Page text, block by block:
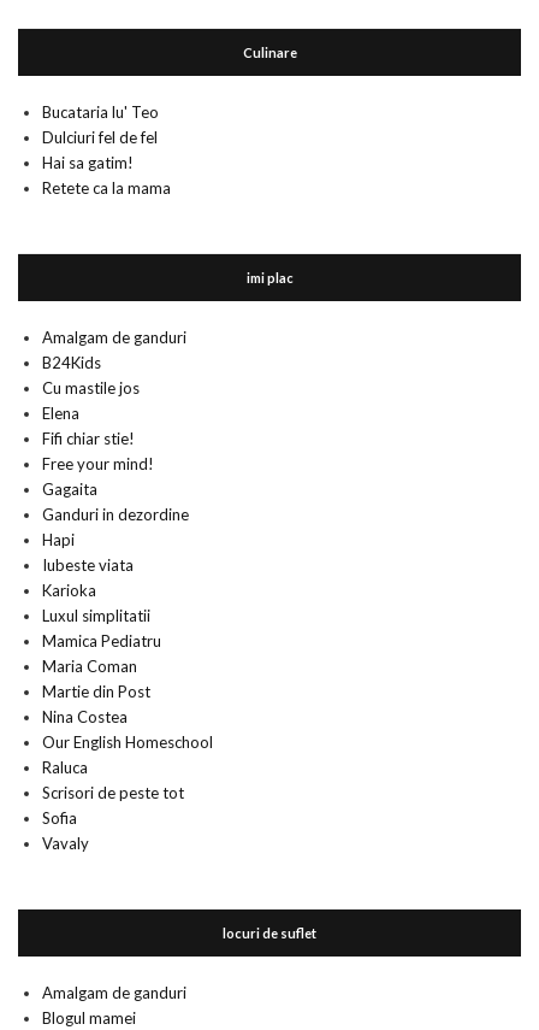
Culinare
Bucataria lu' Teo
Dulciuri fel de fel
Hai sa gatim!
Retete ca la mama
imi plac
Amalgam de ganduri
B24Kids
Cu mastile jos
Elena
Fifi chiar stie!
Free your mind!
Gagaita
Ganduri in dezordine
Hapi
Iubeste viata
Karioka
Luxul simplitatii
Mamica Pediatru
Maria Coman
Martie din Post
Nina Costea
Our English Homeschool
Raluca
Scrisori de peste tot
Sofia
Vavaly
locuri de suflet
Amalgam de ganduri
Blogul mamei